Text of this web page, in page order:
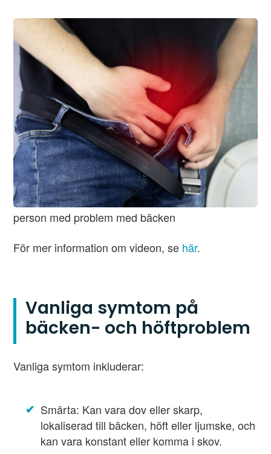
person med problem med bäcken
För mer information om videon, se här.
Vanliga symtom på
bäcken- och höftproblem
Vanliga symtom inkluderar:
Smärta: Kan vara dov eller skarp,
lokaliserad till bäcken, höft eller ljumske, och
kan vara konstant eller komma i skov.